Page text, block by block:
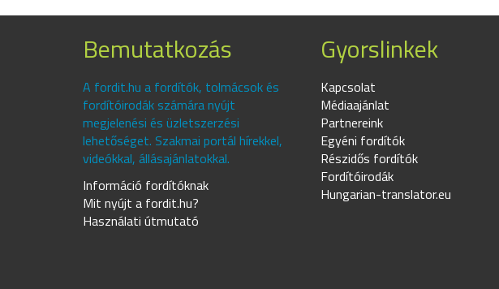
Bemutatkozás
A fordit.hu a fordítók, tolmácsok és
fordítóirodák számára nyújt
megjelenési és üzletszerzési
lehetőséget. Szakmai portál hírekkel,
videókkal, állásajánlatokkal.
Információ fordítóknak
Mit nyújt a fordit.hu?
Használati útmutató
Gyorslinkek
Kapcsolat
Médiaajánlat
Partnereink
Egyéni fordítók
Részidős fordítók
Fordítóirodák
Hungarian-translator.eu